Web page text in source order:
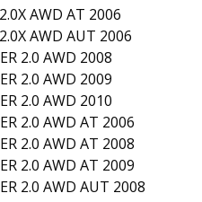
AWD AT 2006
AWD AUT 2006
2.0 AWD 2008
2.0 AWD 2009
2.0 AWD 2010
2.0 AWD AT 2006
2.0 AWD AT 2008
2.0 AWD AT 2009
2.0 AWD AUT 2008